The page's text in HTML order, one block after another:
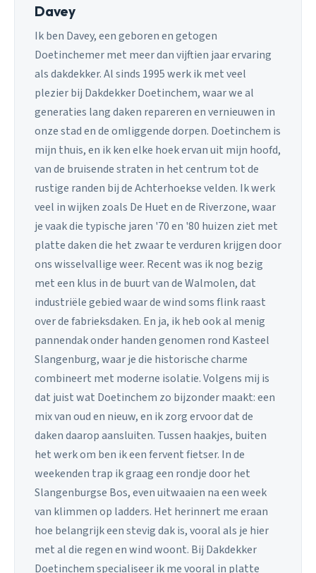
Davey
Ik ben Davey, een geboren en getogen
Doetinchemer met meer dan vijftien jaar ervaring
als dakdekker. Al sinds 1995 werk ik met veel
plezier bij Dakdekker Doetinchem, waar we al
generaties lang daken repareren en vernieuwen in
onze stad en de omliggende dorpen. Doetinchem is
mijn thuis, en ik ken elke hoek ervan uit mijn hoofd,
van de bruisende straten in het centrum tot de
rustige randen bij de Achterhoekse velden. Ik werk
veel in wijken zoals De Huet en de Riverzone, waar
je vaak die typische jaren '70 en '80 huizen ziet met
platte daken die het zwaar te verduren krijgen door
ons wisselvallige weer. Recent was ik nog bezig
met een klus in de buurt van de Walmolen, dat
industriële gebied waar de wind soms flink raast
over de fabrieksdaken. En ja, ik heb ook al menig
pannendak onder handen genomen rond Kasteel
Slangenburg, waar je die historische charme
combineert met moderne isolatie. Volgens mij is
dat juist wat Doetinchem zo bijzonder maakt: een
mix van oud en nieuw, en ik zorg ervoor dat de
daken daarop aansluiten. Tussen haakjes, buiten
het werk om ben ik een fervent fietser. In de
weekenden trap ik graag een rondje door het
Slangenburgse Bos, even uitwaaien na een week
van klimmen op ladders. Het herinnert me eraan
hoe belangrijk een stevig dak is, vooral als je hier
met al die regen en wind woont. Bij Dakdekker
Doetinchem specialiseer ik me vooral in platte